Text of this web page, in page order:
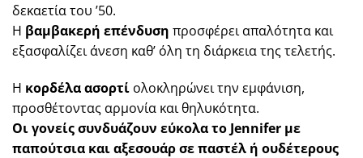
δεκαετία του ’50.
Η βαμβακερή επένδυση προσφέρει απαλότητα και
εξασφαλίζει άνεση καθ’ όλη τη διάρκεια της τελετής.
Η κορδέλα ασορτί ολοκληρώνει την εμφάνιση,
προσθέτοντας αρμονία και θηλυκότητα.
Οι γονείς συνδυάζουν εύκολα το Jennifer με
παπούτσια και αξεσουάρ σε παστέλ ή ουδέτερους